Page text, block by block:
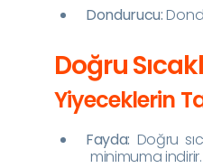
Dondurucu:
Doğru
Yiyeceklerin
Fayda: Doğru
minimuma indirir.